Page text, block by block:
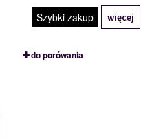
Szybki zakup więcej
do porówania